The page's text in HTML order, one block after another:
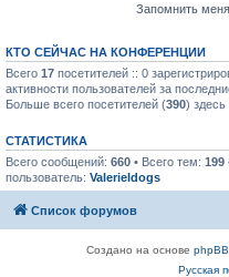
Запомнить меня
КТО СЕЙЧАС НА КОНФЕРЕНЦИИ
Всего 17 посетителей :: 0
активности пользователей за
Больше всего посетителей (390)
СТАТИСТИКА
Всего сообщений: 660 • Всего тем: 199
пользователь: ValerieIdogs
Список форумов
Создано на основе phpBB
Русская